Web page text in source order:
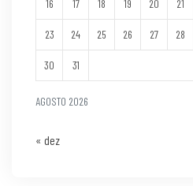
AGOSTO 2026
16 17 18 19 20 21
23 24 25 26 27 28
30 31
« dez